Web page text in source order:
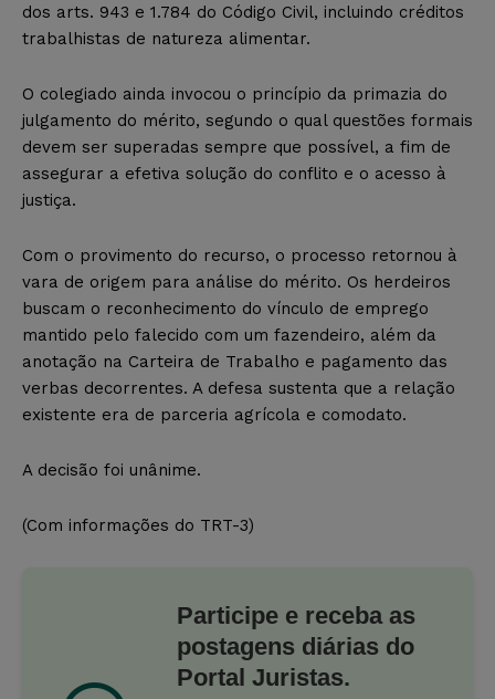
dos arts. 943 e 1.784 do Código Civil, incluindo créditos
trabalhistas de natureza alimentar.
O colegiado ainda invocou o princípio da primazia do
julgamento do mérito, segundo o qual questões formais
devem ser superadas sempre que possível, a fim de
assegurar a efetiva solução do conflito e o acesso à
justiça.
Com o provimento do recurso, o processo retornou à
vara de origem para análise do mérito. Os herdeiros
buscam o reconhecimento do vínculo de emprego
mantido pelo falecido com um fazendeiro, além da
anotação na Carteira de Trabalho e pagamento das
verbas decorrentes. A defesa sustenta que a relação
existente era de parceria agrícola e comodato.
A decisão foi unânime.
(Com informações do TRT-3)
Participe e receba as
postagens diárias do
Portal Juristas.